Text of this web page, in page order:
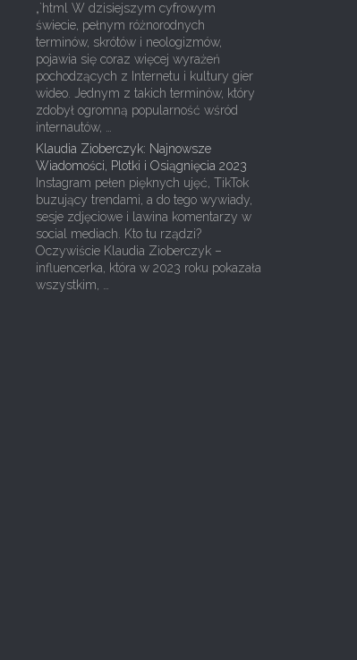
„`html W dzisiejszym cyfrowym
świecie, pełnym różnorodnych
terminów, skrótów i neologizmów,
pojawia się coraz więcej wyrażeń
pochodzących z Internetu i kultury gier
wideo. Jednym z takich terminów, który
zdobył ogromną popularność wśród
internautów, …
Klaudia Zioberczyk: Najnowsze
Wiadomości, Plotki i Osiągnięcia 2023
Instagram pełen pięknych ujęć, TikTok
buzujący trendami, a do tego wywiady,
sesje zdjęciowe i lawina komentarzy w
social mediach. Kto tu rządzi?
Oczywiście Klaudia Zioberczyk –
influencerka, która w 2023 roku pokazała
wszystkim, …